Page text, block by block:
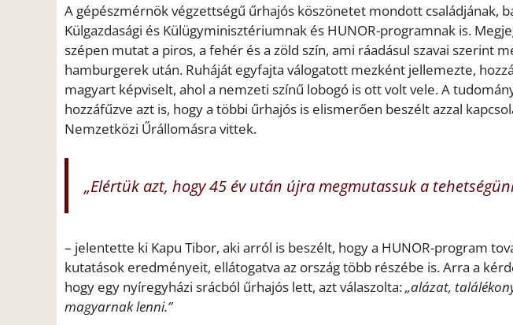
A gépészmérnök végzettségű űrhajós köszönetet mondott családjának,
Külgazdasági és Külügyminisztériumnak és HUNOR-programnak is.
szépen mutat a piros, a fehér és a zöld szín, ami ráadásul szavai szerint
hamburgerek után. Ruháját egyfajta válogatott mezként jellemezte,
magyart képviselt, ahol a nemzeti színű lobogó is ott volt vele. A
hozzáfűzve azt is, hogy a többi űrhajós is elismerően beszélt azzal
Nemzetközi Űrállomásra vittek.
„Elértük azt, hogy 45 év után újra megmutassuk a
– jelentette ki Kapu Tibor, aki arról is beszélt, hogy a HUNOR-program
kutatások eredményeit, ellátogatva az ország több részébe is. Arra a
hogy egy nyíregyházi srácból űrhajós lett, azt válaszolta:„alázat,
magyarnak lenni.”